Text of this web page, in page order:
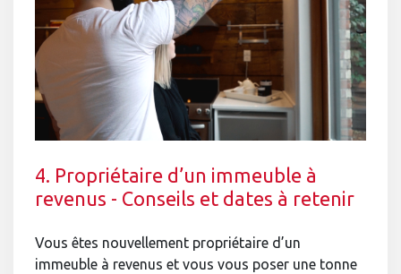
4. Propriétaire d’un immeuble à
revenus - Conseils et dates à retenir
Vous êtes nouvellement propriétaire d’un
immeuble à revenus et vous vous poser une tonne